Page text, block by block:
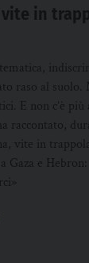
in
raso al suolo.
E non c’è
raccontato,
vite in
Gaza e